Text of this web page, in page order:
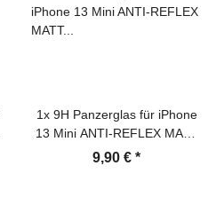
1x 9H Panzerglas für iPhone
13 Mini ANTI-REFLEX MATT
Entspiegelt Panzerfolie
9,90 € *